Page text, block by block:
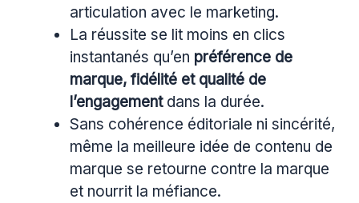
articulation avec le marketing.
La réussite se lit moins en clics
instantanés qu’en préférence de
marque, fidélité et qualité de
l’engagementdans la durée.
Sans cohérence éditoriale ni sincérité,
même la meilleure idée de contenu de
marque se retourne contre la marque
et nourrit la méfiance.